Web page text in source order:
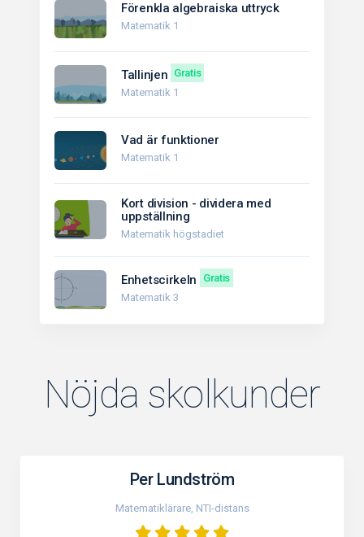
Förenkla algebraiska uttryck
Matematik 1
Tallinjen Gratis
Matematik 1
Vad är funktioner
Matematik 1
Kort division - dividera med
uppställning
Matematik högstadiet
Enhetscirkeln
Gratis
Matematik 3
Nöjda skolkunder
Per Lundström
Matematiklärare, NTI-distans